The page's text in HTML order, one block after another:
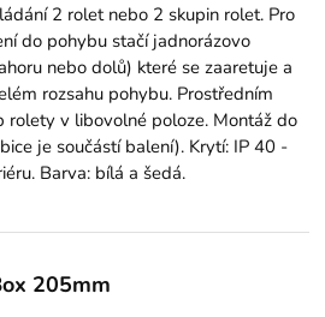
2 rolet nebo 2 skupin rolet. Pro
do pohybu stačí jadnorázovo
nebo dolů) které se zaaretuje a
rozsahu pohybu. Prostředním
rolety v libovolné poloze. Montáž do
je součástí balení). Krytí: IP 40 -
Barva: bílá a šedá.
205mm